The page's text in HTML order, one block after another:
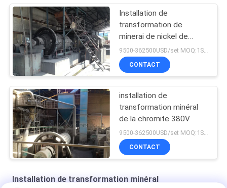
Installation de
transformation de
minerai de nickel de
flottaison de mélange
CONTACT
installation de
transformation minéral
de la chromite 380V
CONTACT
Installation de transformation minéral